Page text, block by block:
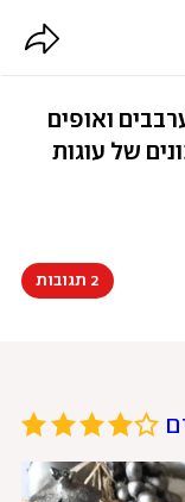
4 עוגות גבינה
ואופים
בסוף מחסלים: 4 מתכונים של עוגות
2 תגובות